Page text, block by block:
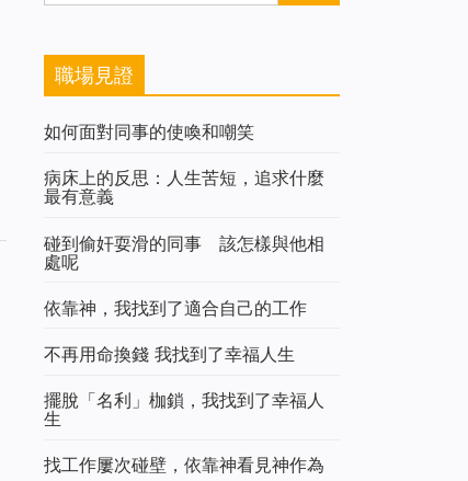
職場見證
如何面對同事的使喚和嘲笑
病床上的反思：人生苦短，追求什麼
最有意義
碰到偷奸耍滑的同事 該怎樣與他相
處呢
依靠神，我找到了適合自己的工作
不再用命換錢 我找到了幸福人生
擺脫「名利」枷鎖，我找到了幸福人
生
找工作屢次碰壁，依靠神看見神作為